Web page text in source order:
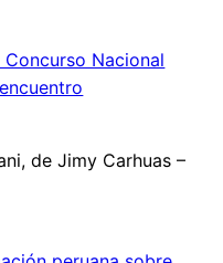
Nacional
de Jimy Carhuas –